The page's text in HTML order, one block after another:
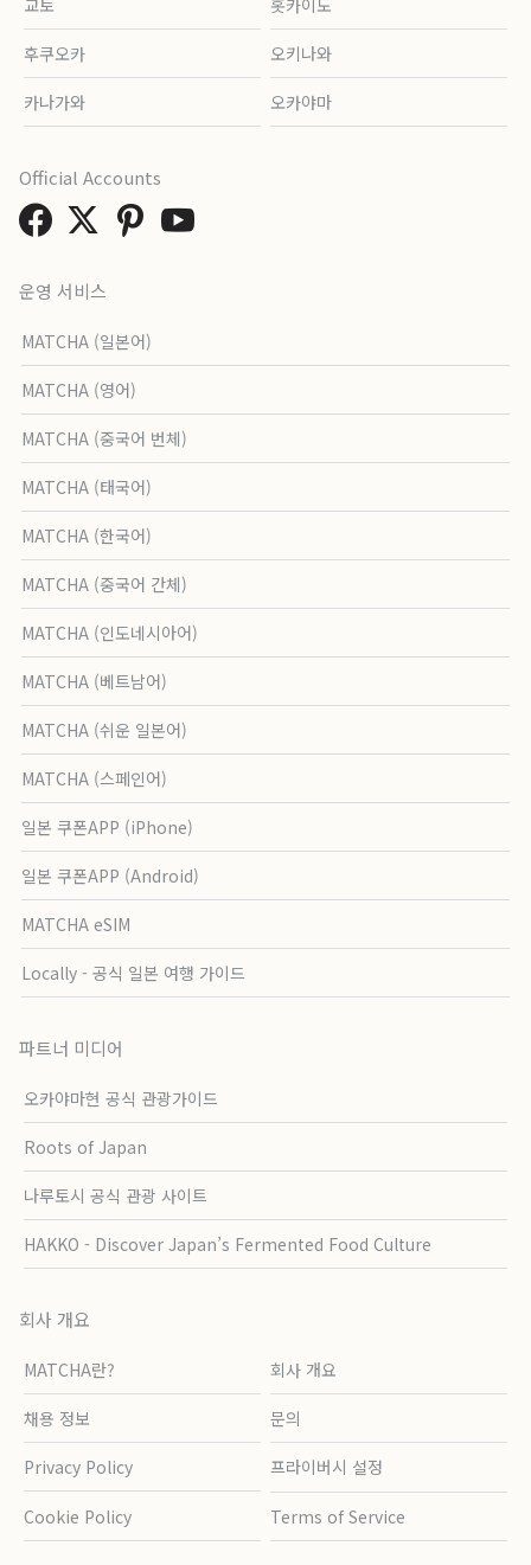
교토 홋카이도
후쿠오카 오키나와
카나가와 오카야마
운영 서비스
MATCHA (일본어)
MATCHA (영어)
MATCHA (중국어 번체)
MATCHA (태국어)
MATCHA (한국어)
MATCHA (중국어 간체)
MATCHA (인도네시아어)
MATCHA (베트남어)
MATCHA (쉬운 일본어)
MATCHA (스페인어)
일본 쿠폰APP (iPhone)
일본 쿠폰APP (Android)
MATCHA eSIM
Locally - 공식 일본 여행 가이드
파트너 미디어
오카야마현 공식 관광가이드
Roots of Japan
나루토시 공식 관광 사이트
HAKKO - Discover Japan’s Fermented Food Culture
회사 개요
MATCHA란? 회사 개요
채용 정보 문의
Privacy Policy 프라이버시 설정
Cookie Policy Terms of Service
Official Accounts